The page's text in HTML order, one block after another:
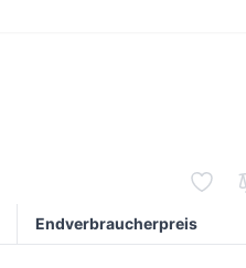
Endverbraucherpreis